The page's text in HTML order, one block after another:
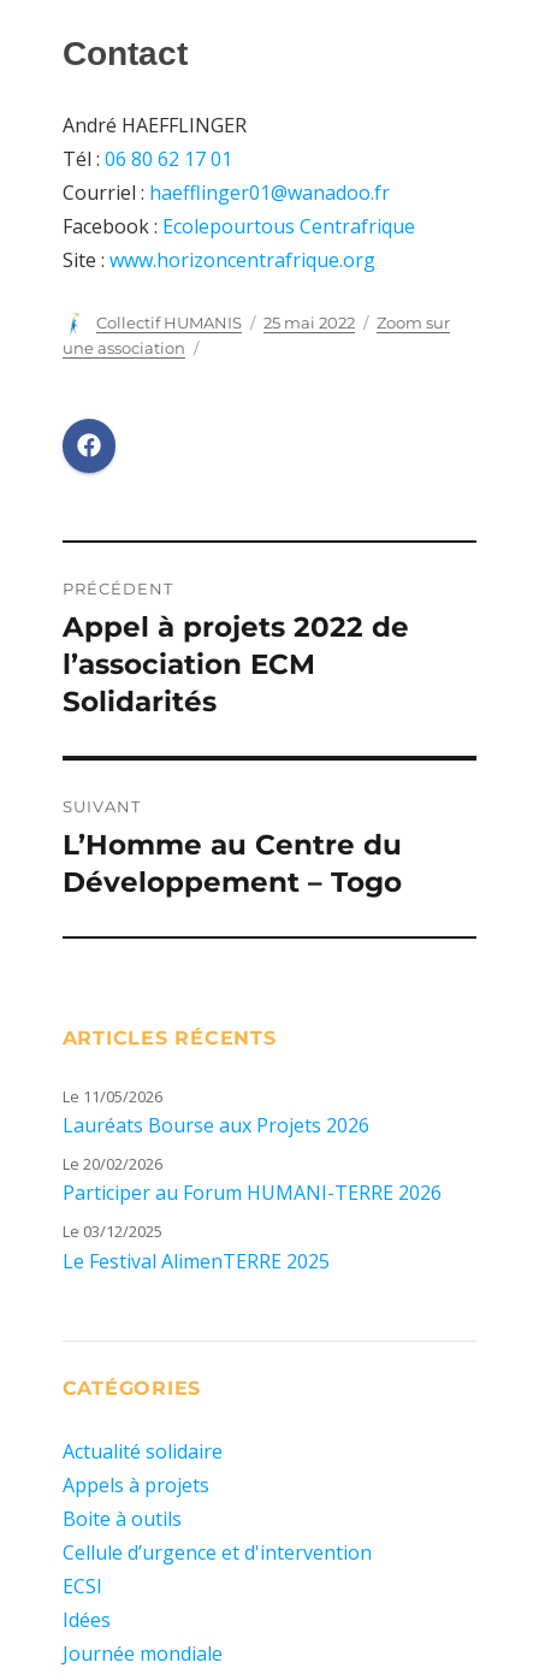
Contact
André HAEFFLINGER
Tél : 06 80 62 17 01
Courriel : haefflinger01@wanadoo.fr
Facebook : Ecolepourtous Centrafrique
Site : www.horizoncentrafrique.org
Auteur
Collectif HUMANIS
Publié
25 mai 2022 Catégories
Zoom sur
une association
de
l’article
PRÉCÉDENT
Publication
précédente :
Appel à projets 2022 de
l’association ECM
Solidarités
SUIVANT
Publication
suivante :
L’Homme au Centre du
Développement – Togo
ARTICLES RÉCENTS
Le 11/05/2026
Lauréats Bourse aux Projets 2026
Le 20/02/2026
Participer au Forum HUMANI-TERRE 2026
Le 03/12/2025
Le Festival AlimenTERRE 2025
CATÉGORIES
Actualité solidaire
Appels à projets
Boite à outils
Cellule d’urgence et d'intervention
ECSI
Idées
Journée mondiale